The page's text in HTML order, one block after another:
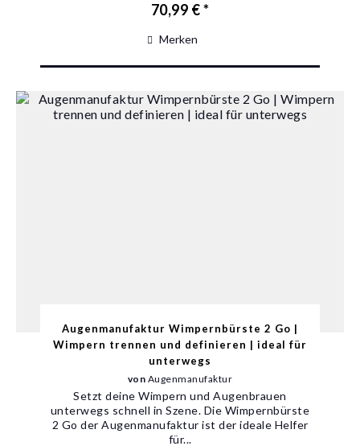
70,99 € *
Merken
Augenmanufaktur Wimpernbürste 2 Go |
Wimpern trennen und definieren | ideal für
unterwegs
von Augenmanufaktur
Setzt deine Wimpern und Augenbrauen
unterwegs schnell in Szene. Die Wimpernbürste
2 Go der Augenmanufaktur ist der ideale Helfer
für...